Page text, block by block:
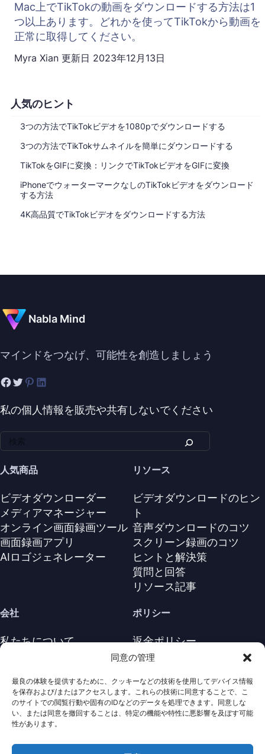
同意の管理
最良の体験を提供するために、クッキーなどの技術を使用してデバイス情報
を保存および/またはアクセスします。これらの技術に同意することで、こ
のサイトでの閲覧行動や固有のIDなどのデータを処理できます。同意しな
い、または同意を撤回することは、特定の機能や特性に悪影響を及ぼす可能
性があります。
人気のヒント
3つの方法でTikTokビデオを1080pでダウンロードする
3つの方法でTikTokサムネイルを簡単にダウンロードする
TikTokをGIFに変換：リンクでTikTokビデオをGIFに変換
iPhoneでウォーターマークなしのTikTokビデオをダウンロード
する方法
4K高品質でTikTokビデオをダウンロードする方法
Mac上でTikTokの動画をダウンロードする方法は1
つ以上あります。どれかを使ってTikTokから動画を
正常に取得してください。
Myra Xian 更新日 2023年12月13日
Nabla Mind
マインドをつなげ、可能性を創造しましょう
私の個人情報を販売や共有しないでください
人気商品
ビデオダウンローダー
メディアマネージャー
オンライン画面録画ツール
画面録画アプリ
AIロゴジェネレーター
リソース
ビデオダウンロードのヒン
ト
音声ダウンロードのコツ
スクリーン録画のコツ
ヒントと解決策
質問と回答
リソース記事
会社
私たちについて
ポリシー
返金ポリシー
プライバシーポリシー
利用規約
アンインストール
Cookieポリシ